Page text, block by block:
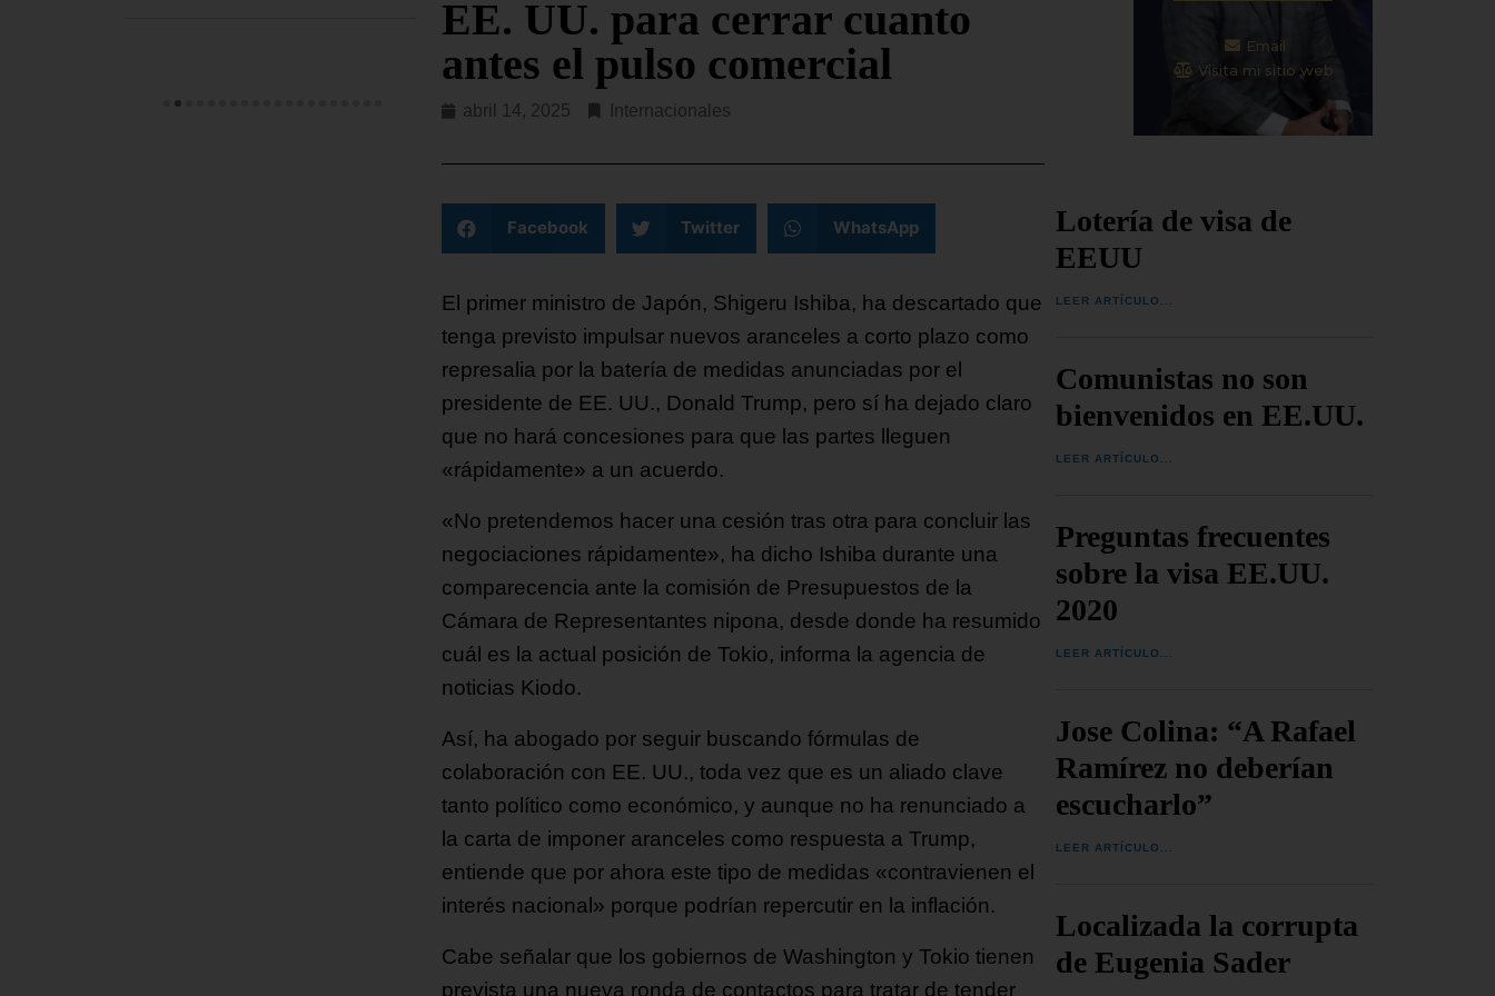
EE. UU. para cerrar cuanto
antes el pulso comercial
abril 14, 2025 Internacionales
Facebook Twitter WhatsApp
El primer ministro de Japón, Shigeru Ishiba, ha descartado que
tenga previsto impulsar nuevos aranceles a corto plazo como
represalia por la batería de medidas anunciadas por el
presidente de EE. UU., Donald Trump, pero sí ha dejado claro
que no hará concesiones para que las partes lleguen
«rápidamente» a un acuerdo.
«No pretendemos hacer una cesión tras otra para concluir las
negociaciones rápidamente», ha dicho Ishiba durante una
comparecencia ante la comisión de Presupuestos de la
Cámara de Representantes nipona, desde donde ha resumido
cuál es la actual posición de Tokio, informa la agencia de
noticias Kiodo.
Así, ha abogado por seguir buscando fórmulas de
colaboración con EE. UU., toda vez que es un aliado clave
tanto político como económico, y aunque no ha renunciado a
la carta de imponer aranceles como respuesta a Trump,
entiende que por ahora este tipo de medidas «contravienen el
interés nacional» porque podrían repercutir en la inflación.
Cabe señalar que los gobiernos de Washington y Tokio tienen
prevista una nueva ronda de contactos para tratar de tender
Email
Visita mi sitio web
Lotería de visa de
EEUU
LEER ARTÍCULO...
Comunistas no son
bienvenidos en EE.UU.
LEER ARTÍCULO...
Preguntas frecuentes
sobre la visa EE.UU.
2020
LEER ARTÍCULO...
Jose Colina: “A Rafael
Ramírez no deberían
escucharlo”
LEER ARTÍCULO...
Localizada la corrupta
de Eugenia Sader